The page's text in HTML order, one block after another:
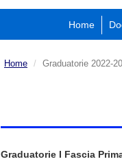
Home
Home Graduatorie 2022-
Graduatorie I Fascia